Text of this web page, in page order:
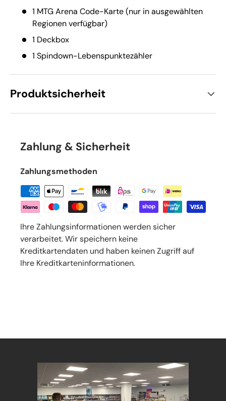
1 MTG Arena Code-Karte (nur in ausgewählten
Regionen verfügbar)
1 Deckbox
1 Spindown-Lebenspunktezähler
Produktsicherheit
Zahlung & Sicherheit
Zahlungsmethoden
Ihre Zahlungsinformationen werden sicher
verarbeitet. Wir speichern keine
Kreditkartendaten und haben keinen Zugriff auf
Ihre Kreditkarteninformationen.